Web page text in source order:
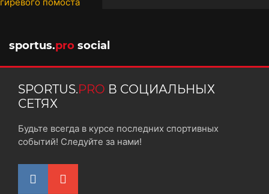
sportus.pro social
SPORTUS.PRO В СОЦИАЛЬНЫХ
СЕТЯХ
Будьте всегда в курсе последних спортивных
событий! Следуйте за нами!